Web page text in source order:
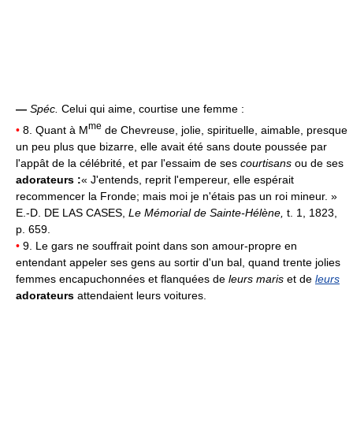
— Spéc. Celui qui aime, courtise une femme :
• 8. Quant à Mme de Chevreuse, jolie, spirituelle, aimable, presque
un peu plus que bizarre, elle avait été sans doute poussée par
l'appât de la célébrité, et par l'essaim de ses courtisans ou de ses
adorateurs :« J'entends, reprit l'empereur, elle espérait
recommencer la Fronde; mais moi je n'étais pas un roi mineur. »
E.-D. DE LAS CASES, Le Mémorial de Sainte-Hélène, t. 1, 1823,
p. 659.
• 9. Le gars ne souffrait point dans son amour-propre en
entendant appeler ses gens au sortir d'un bal, quand trente jolies
femmes encapuchonnées et flanquées de leurs maris et de leurs
adorateurs attendaient leurs voitures.